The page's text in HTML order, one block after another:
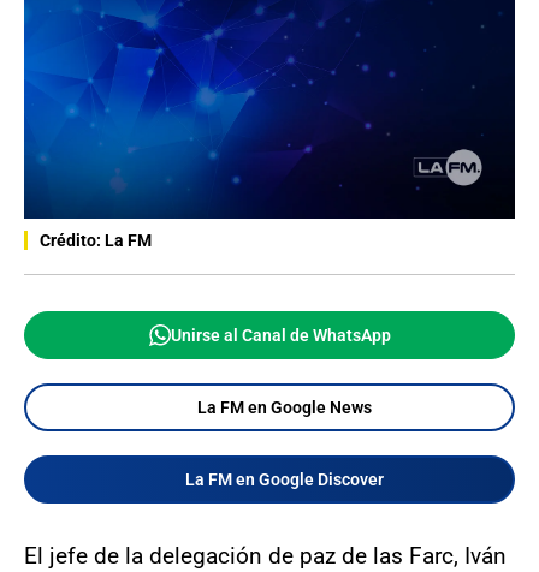
Crédito: La FM
Unirse al Canal de WhatsApp
La FM en Google News
La FM en Google Discover
El jefe de la delegación de paz de las Farc, Iván